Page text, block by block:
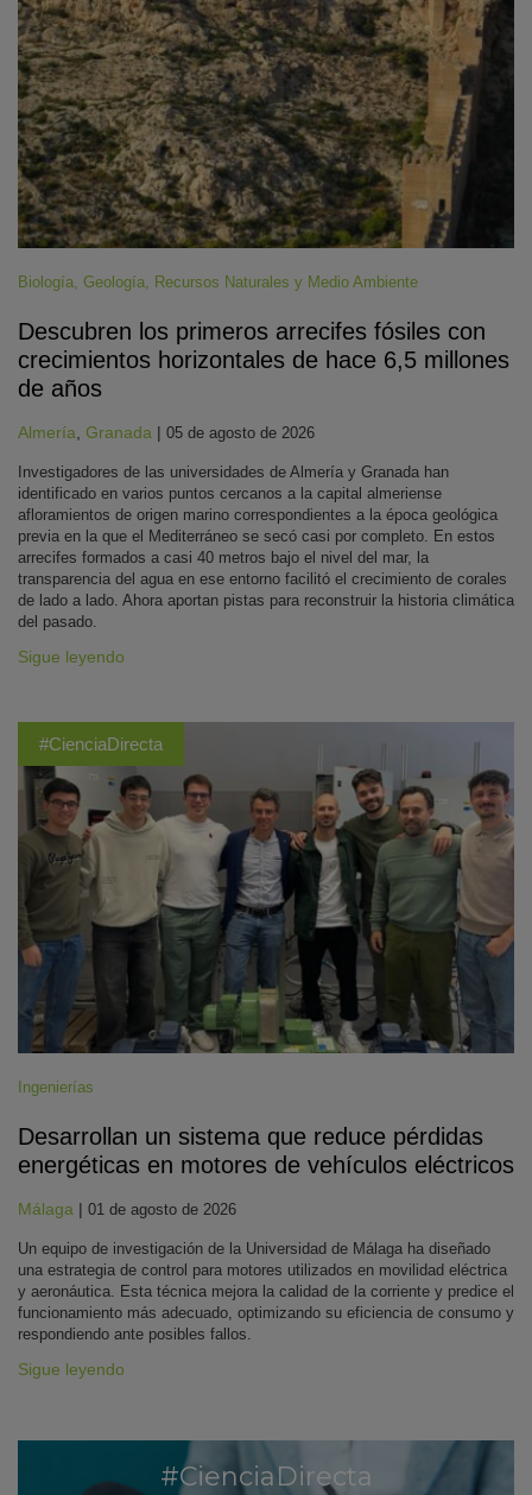
Biología, Geología, Recursos Naturales y Medio Ambiente
Descubren los primeros arrecifes fósiles con
crecimientos horizontales de hace 6,5 millones
de años
Almería, Granada | 05 de agosto de 2026
Investigadores de las universidades de Almería y Granada han
identificado en varios puntos cercanos a la capital almeriense
afloramientos de origen marino correspondientes a la época geológica
previa en la que el Mediterráneo se secó casi por completo. En estos
arrecifes formados a casi 40 metros bajo el nivel del mar, la
transparencia del agua en ese entorno facilitó el crecimiento de corales
de lado a lado. Ahora aportan pistas para reconstruir la historia climática
del pasado.
Sigue leyendo
#CienciaDirecta
Ingenierías
Desarrollan un sistema que reduce pérdidas
energéticas en motores de vehículos eléctricos
Málaga | 01 de agosto de 2026
Un equipo de investigación de la Universidad de Málaga ha diseñado
una estrategia de control para motores utilizados en movilidad eléctrica
y aeronáutica. Esta técnica mejora la calidad de la corriente y predice el
funcionamiento más adecuado, optimizando su eficiencia de consumo y
respondiendo ante posibles fallos.
Sigue leyendo
#CienciaDirecta